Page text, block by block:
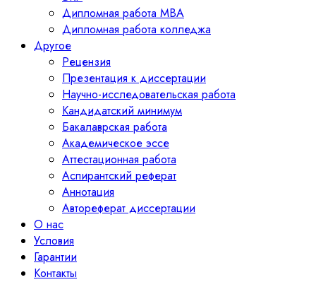
Дипломная работа MBA
Дипломная работа колледжа
Другое
Рецензия
Презентация к диссертации
Научно-исследовательская работа
Кандидатский минимум
Бакалаврская работа
Академическое эссе
Аттестационная работа
Аспирантский реферат
Аннотация
Автореферат диссертации
О нас
Условия
Гарантии
Контакты